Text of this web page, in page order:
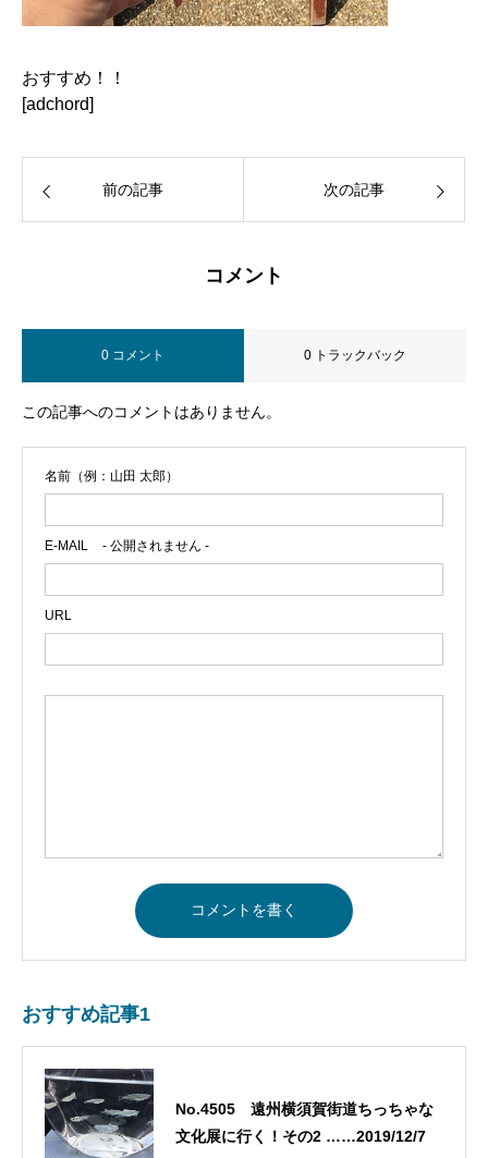
おすすめ！！
[adchord]
前の記事 次の記事
コメント
0 コメント 0 トラックバック
この記事へのコメントはありません。
名前（例：山田 太郎）
E-MAIL - 公開されません -
URL
おすすめ記事1
No.4505 遠州横須賀街道ちっちゃな
文化展に行く！その2 ……2019/12/7